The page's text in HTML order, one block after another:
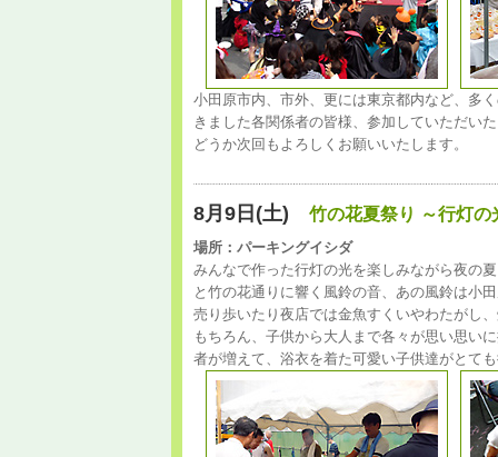
小田原市内、市外、更には東京都内など、多
きました各関係者の皆様、参加していただい
どうか次回もよろしくお願いいたします。
8月9日(土) 竹の花夏祭り ～行灯
場所：パーキングイシダ
みんなで作った行灯の光を楽しみながら夜の
と竹の花通りに響く風鈴の音、あの風鈴は小
売り歩いたり夜店では金魚すくいやわたがし
もちろん、子供から大人まで各々が思い思い
者が増えて、浴衣を着た可愛い子供達がとて